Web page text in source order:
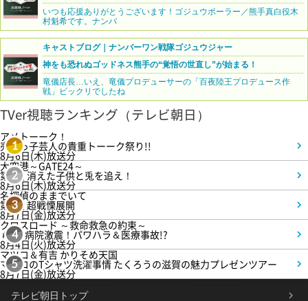
いつも応援ありがとうございます！ゴジュウポーラー／熊手真白役木
村魁希です。ナンバ
キャストブログ｜ナンバーワン戦隊ゴジュウジャー
神をも恐れぬゴッドネス熊手の“覚悟の世直し”が始まる！
竜儀店長…いえ、竜儀プロデューサーの「百夜陸王プロデュース作
戦」ビックリでしたね
TVer視聴ランキング（テレビ朝日）
1
アメトーーク！
売れっ子芸人の貴重トーーク祭り!!
8月6日(木)放送分
2
大空港～GATE24～
第3話 消えた子供と兎を追え！
8月6日(木)放送分
3
名探偵のままでいて
第4話 超戦慄展開
8月7日(金)放送分
4
クロスロード ～救命救急の約束～
＃5 病院激震！パワハラ＆医療事故!?
8月4日(火)放送分
5
マツコ＆有吉 かりそめ天国
マツコのTシャツ洗濯事情 たくろうの滋賀の魅力プレゼンツアー
8月7日(金)放送分
テレビ朝日トップ